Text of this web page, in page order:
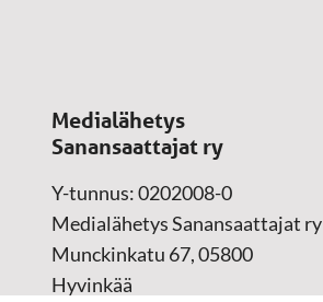
Medialähetys
Sanansaattajat ry
Y-tunnus: 0202008-0
Medialähetys Sanansaattajat ry
Munckinkatu 67, 05800
Hyvinkää